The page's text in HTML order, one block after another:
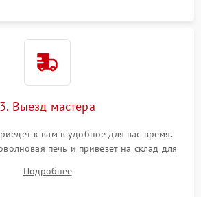
3. Выезд мастера
к вам в удобное для вас время.
печь и привезет на склад для
Подробнее